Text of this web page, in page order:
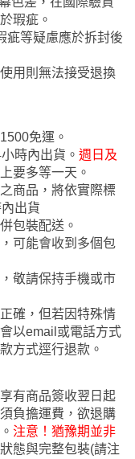
瑕疵。
疵等疑慮應於拆封後
用則無法接受退換
免運。
時內出貨。 週日及
要多等一天。
商品，將依實際標
出貨
包裝配送。
可能會收到多個包
敬請保持手機或市
確，但若因特殊情
以email或電話方式
方式逕行退款。
有商品簽收翌日起
負擔運費，欲退購
注意！猶豫期並非
態與完整包裝(請注